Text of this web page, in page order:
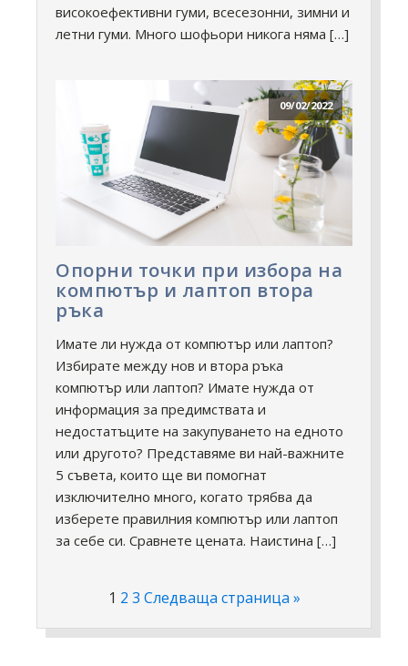
високоефективни гуми, всесезонни, зимни и
летни гуми. Много шофьори никога няма […]
09/02/2022
Опорни точки при избора на
компютър и лаптоп втора
ръка
Имате ли нужда от компютър или лаптоп?
Избирате между нов и втора ръка
компютър или лаптоп? Имате нужда от
информация за предимствата и
недостатъците на закупуването на едното
или другото? Представяме ви най-важните
5 съвета, които ще ви помогнат
изключително много, когато трябва да
изберете правилния компютър или лаптоп
за себе си. Сравнете цената. Наистина […]
1 2 3 Следваща страница »